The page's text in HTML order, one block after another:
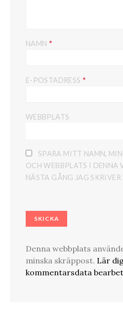
NAMN *
E-POSTADRESS *
WEBBPLATS
SPARA MITT NAMN,
OCH WEBBPLATS I DENNA
NÄSTA GÅNG JAG
Denna webbplats
minska skräppost. Lär
kommentarsdata